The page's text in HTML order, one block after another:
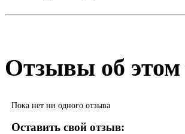
Отзывы об этом
Пока нет ни одного отзыва
Оставить свой отзыв: